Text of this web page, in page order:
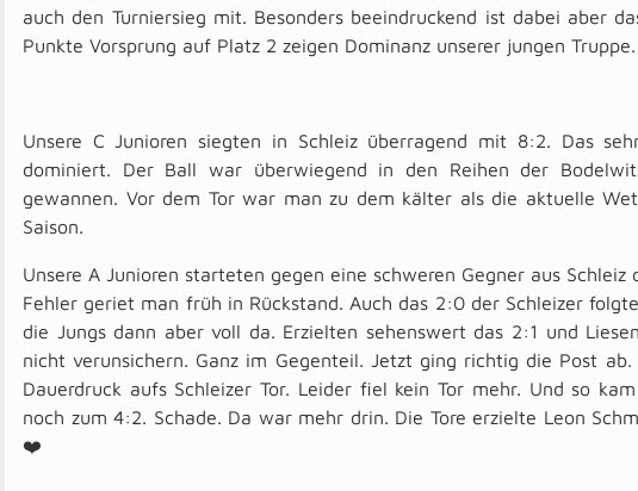
auch den Turniersieg mit. Besonders beeindruckend ist dabei aber
Punkte Vorsprung auf Platz 2 zeigen Dominanz unserer jungen
Unsere C Junioren siegten in Schleiz überragend mit 8:2. Das
dominiert. Der Ball war überwiegend in den Reihen der
gewannen. Vor dem Tor war man zu dem kälter als die aktuelle
Saison.
Unsere A Junioren starteten gegen eine schweren Gegner aus
Fehler geriet man früh in Rückstand. Auch das 2:0 der Schleizer
die Jungs dann aber voll da. Erzielten sehenswert das 2:1 und
nicht verunsichern. Ganz im Gegenteil. Jetzt ging richtig die Post
Dauerdruck aufs Schleizer Tor. Leider fiel kein Tor mehr. Und so
noch zum 4:2. Schade. Da war mehr drin. Die Tore erzielte Leon
❤️